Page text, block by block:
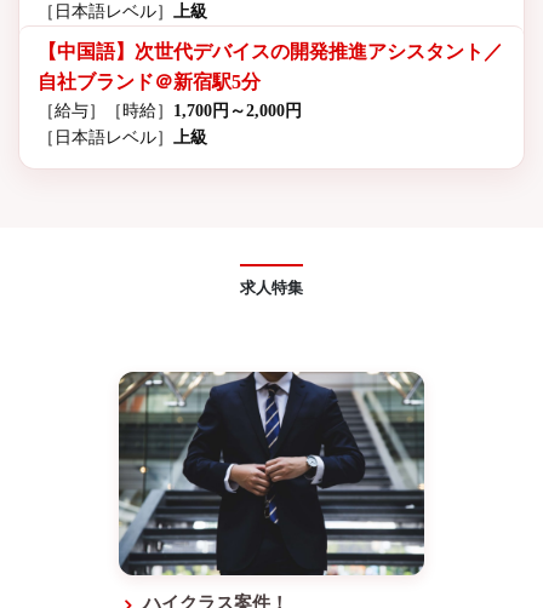
［日本語レベル］
上級
【中国語】次世代デバイスの開発推進アシスタント／
自社ブランド＠新宿駅5分
［給与］ ［時給］ 1,700円～2,000円
［日本語レベル］ 上級
求人特集
ハイクラス案件！